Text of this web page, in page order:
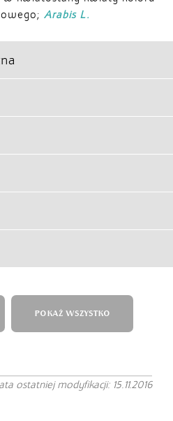
Autorzy Arabis L.
POKAŻ WSZYSTKO
ostatniej modyfikacji: 15.11.2016